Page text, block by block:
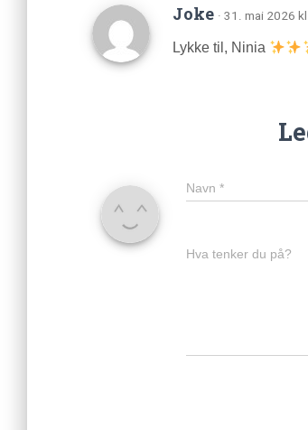
Joke · 31. mai 2026
Lykke til, Ninia
Navn *
Hva tenker du på?